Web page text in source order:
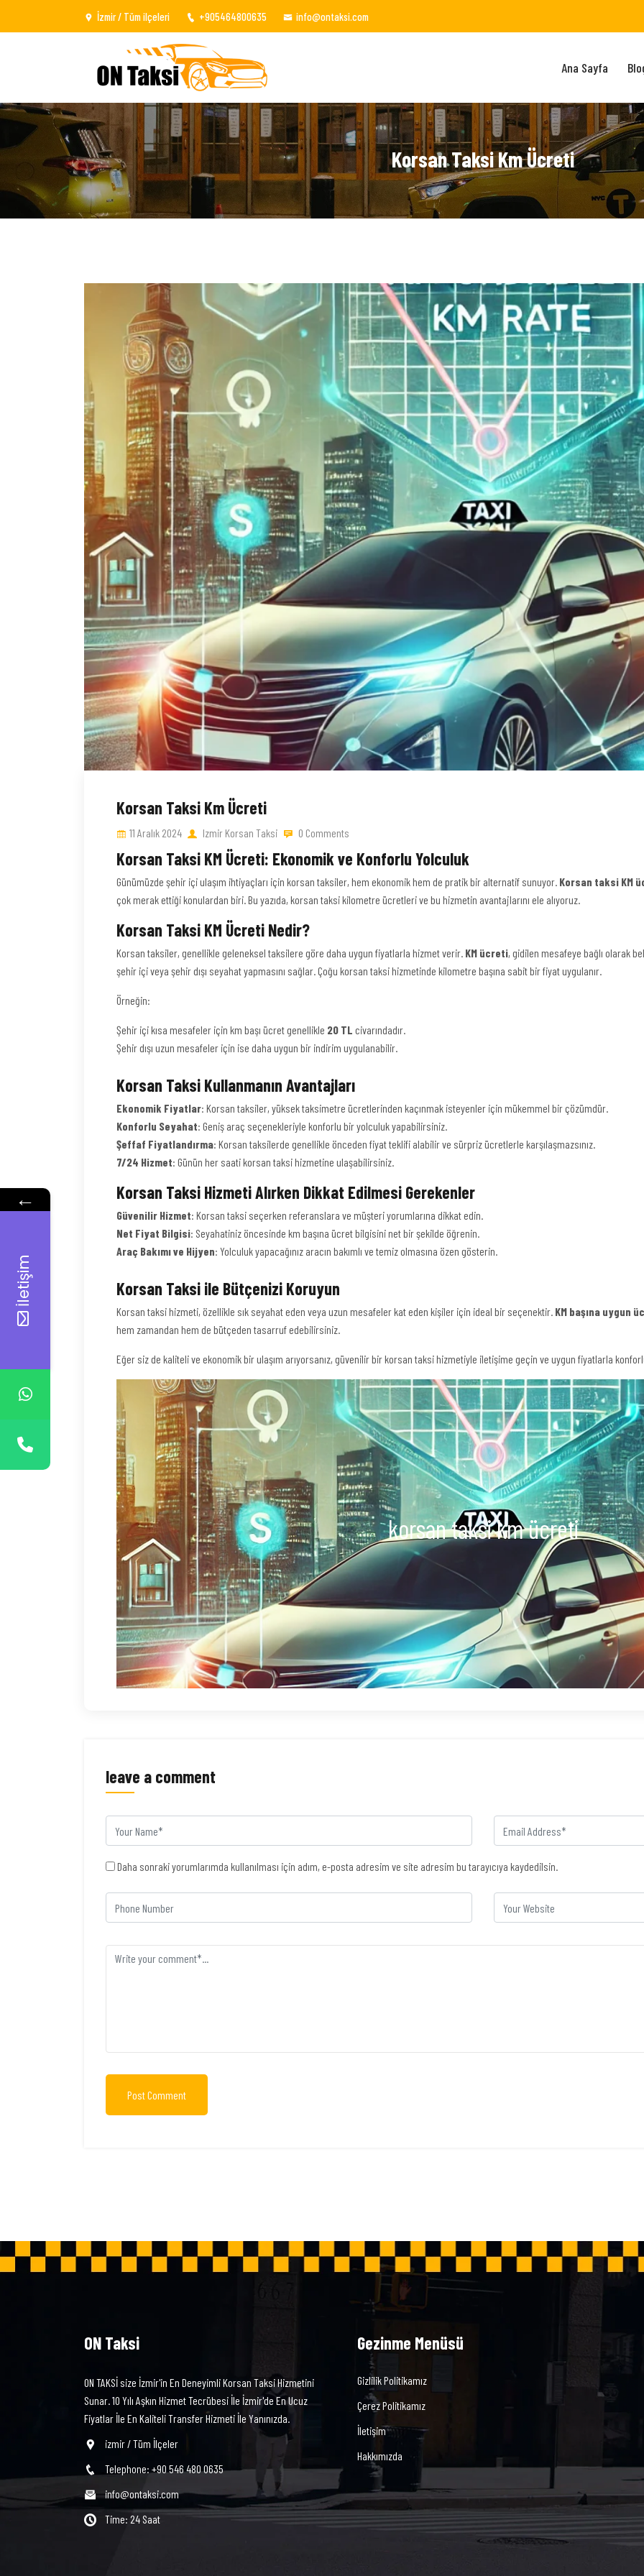
İzmir / Tüm ilçeleri +905464800635 info@ontaksi.com
Ana Sayfa
Korsan Taksi Km Ücreti
Korsan Taksi Km Ücreti
11 Aralık 2024 Izmir Korsan Taksi 0 Comments
Korsan Taksi KM Ücreti: Ekonomik ve Konforlu Yolculuk
Günümüzde şehir içi ulaşım ihtiyaçları için korsan taksiler, hem ekonomik hem de pratik bir alternatif sunuyor. Korsan taksi KM
çok merak ettiği konulardan biri. Bu yazıda, korsan taksi kilometre ücretleri ve bu hizmetin avantajlarını ele alıyoruz.
Korsan Taksi KM Ücreti Nedir?
Korsan taksiler, genellikle geleneksel taksilere göre daha uygun fiyatlarla hizmet verir. KM ücreti, gidilen mesafeye bağlı olarak
şehir içi veya şehir dışı seyahat yapmasını sağlar. Çoğu korsan taksi hizmetinde kilometre başına sabit bir fiyat uygulanır.
Örneğin:
Şehir içi kısa mesafeler için km başı ücret genellikle 20 TL civarındadır.
Şehir dışı uzun mesafeler için ise daha uygun bir indirim uygulanabilir.
Korsan Taksi Kullanmanın Avantajları
Ekonomik Fiyatlar: Korsan taksiler, yüksek taksimetre ücretlerinden kaçınmak isteyenler için mükemmel bir çözümdür.
Konforlu Seyahat: Geniş araç seçenekleriyle konforlu bir yolculuk yapabilirsiniz.
Şeffaf Fiyatlandırma: Korsan taksilerde genellikle önceden fiyat teklifi alabilir ve sürpriz ücretlerle karşılaşmazsınız.
7/24 Hizmet: Günün her saati korsan taksi hizmetine ulaşabilirsiniz.
Korsan Taksi Hizmeti Alırken Dikkat Edilmesi Gerekenler
Güvenilir Hizmet: Korsan taksi seçerken referanslara ve müşteri yorumlarına dikkat edin.
Net Fiyat Bilgisi: Seyahatiniz öncesinde km başına ücret bilgisini net bir şekilde öğrenin.
Araç Bakımı ve Hijyen: Yolculuk yapacağınız aracın bakımlı ve temiz olmasına özen gösterin.
Korsan Taksi ile Bütçenizi Koruyun
Korsan taksi hizmeti, özellikle sık seyahat eden veya uzun mesafeler kat eden kişiler için ideal bir seçenektir. KM başına uygun
hem zamandan hem de bütçeden tasarruf edebilirsiniz.
Eğer siz de kaliteli ve ekonomik bir ulaşım arıyorsanız, güvenilir bir korsan taksi hizmetiyle iletişime geçin ve uygun fiyatlarla
korsan taksi km ücreti
leave a comment
Daha sonraki yorumlarımda kullanılması için adım, e-posta adresim ve site adresim bu tarayıcıya kaydedilsin.
Post Comment
ON Taksi
ON TAKSİ size İzmir'in En Deneyimli Korsan Taksi Hizmetini
Sunar. 10 Yılı Aşkın Hizmet Tecrübesi İle İzmir'de En Ucuz
Fiyatlar İle En Kaliteli Transfer Hizmeti İle Yanınızda.
izmir / Tüm İlçeler
Telephone: +90 546 480 0635
info@ontaksi.com
Time: 24 Saat
Gezinme Menüsü
Gizlilik Politikamız
Çerez Politikamız
İletişim
Hakkımızda
←
İletişim